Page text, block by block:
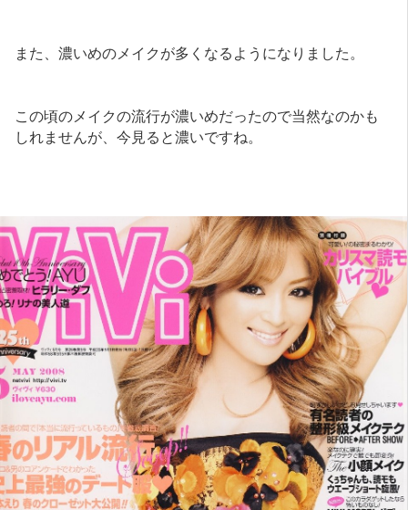
また、濃いめのメイクが多くなるようになりました。
この頃のメイクの流行が濃いめだったので当然なのかも
しれませんが、今見ると濃いですね。